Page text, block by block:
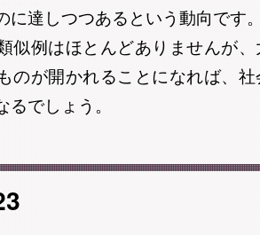
に達しつつあるという動向です
似例はほとんどありませんが
のが開かれることになれば、
でしょう。